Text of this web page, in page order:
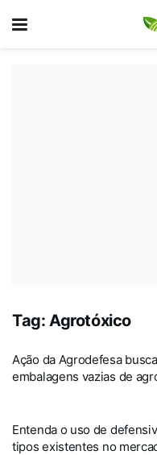
Tag: Agrotóxico
Ação da Agrodefesa
embalagens vazias de
Entenda o uso de
tipos existentes no